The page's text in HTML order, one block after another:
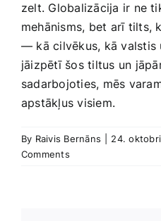
zelt. Globalizācija ir ne
mehānisms, bet arī tilts,
— kā cilvēkus, kā valstis
jāizpētī šos tiltus ⁣un
sadarbojoties, mēs
apstākļus‍ visiem.
By Raivis Bernāns 24.
Comments